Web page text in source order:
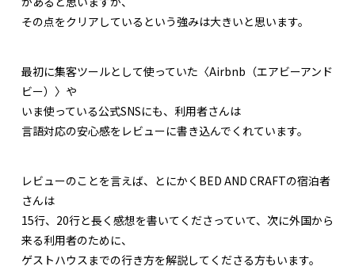
その点をクリアしているという強みは大きいと思います。
最初に集客ツールとして使っていた〈Airbnb（エアビーアンド
ビー）〉や
いま使っている公式SNSにも、利用者さんは
言語対応の安心感をレビューに書き込んでくれています。
レビューのことを言えば、とにかくBED AND CRAFTの宿泊者
さんは
15行、20行と長く感想を書いてくださっていて、次に外国から
来る利用者のために、
ゲストハウスまでの行き方を解説してくださる方もいます。